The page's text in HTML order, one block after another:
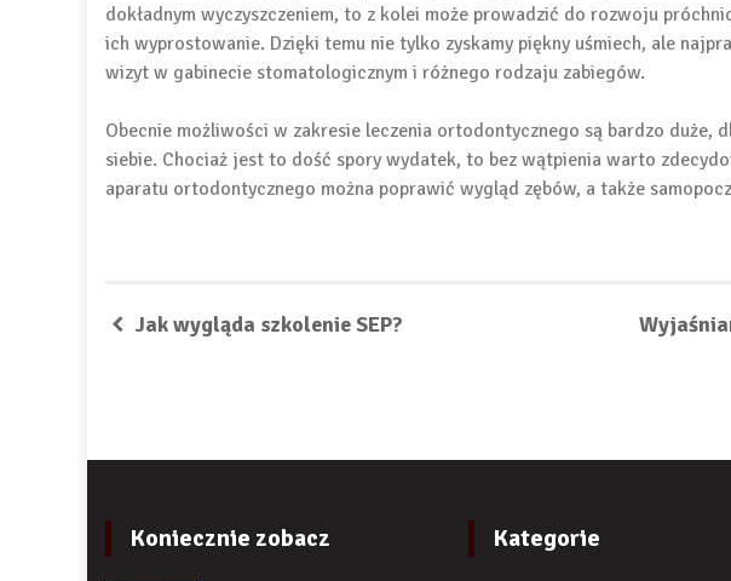
dokładnym wyczyszczeniem, to z kolei może prowadzić do rozwoju
ich wyprostowanie. Dzięki temu nie tylko zyskamy piękny uśmiech, ale
wizyt w gabinecie stomatologicznym i różnego rodzaju zabiegów.
Obecnie możliwości w zakresie leczenia ortodontycznego są bardzo duże,
siebie. Chociaż jest to dość spory wydatek, to bez wątpienia warto
aparatu ortodontycznego można poprawić wygląd zębów, a także
Jak wygląda szkolenie SEP?
Koniecznie zobacz Kategorie